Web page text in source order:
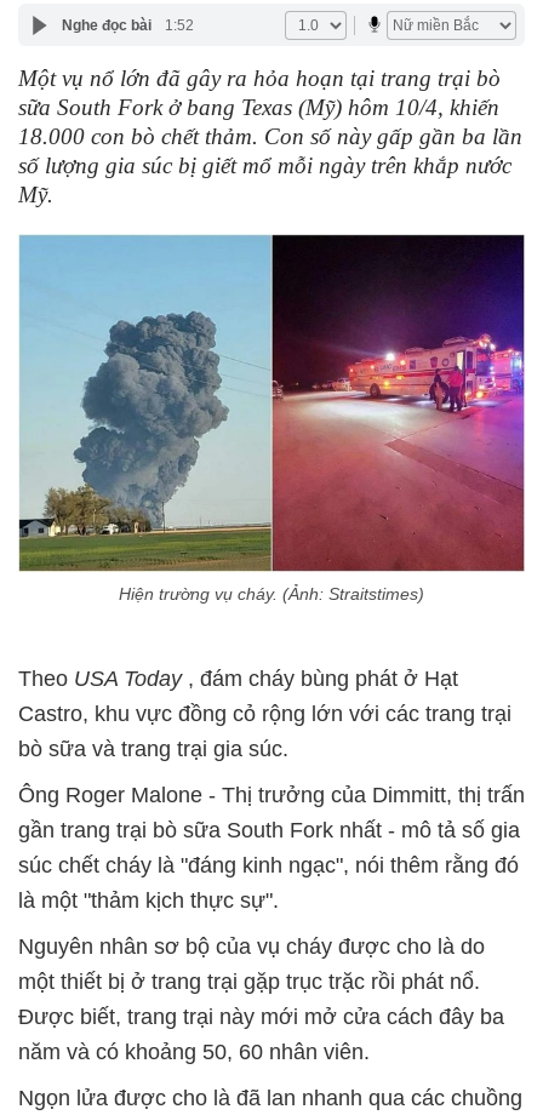
Nghe đọc bài 1:52
Một vụ nổ lớn đã gây ra hỏa hoạn tại trang trại bò
sữa South Fork ở bang Texas (Mỹ) hôm 10/4, khiến
18.000 con bò chết thảm. Con số này gấp gần ba lần
số lượng gia súc bị giết mổ mỗi ngày trên khắp nước
Mỹ.
Hiện trường vụ cháy. (Ảnh: Straitstimes)
Theo USA Today , đám cháy bùng phát ở Hạt
Castro, khu vực đồng cỏ rộng lớn với các trang trại
bò sữa và trang trại gia súc.
Ông Roger Malone - Thị trưởng của Dimmitt, thị trấn
gần trang trại bò sữa South Fork nhất - mô tả số gia
súc chết cháy là "đáng kinh ngạc", nói thêm rằng đó
là một "thảm kịch thực sự".
Nguyên nhân sơ bộ của vụ cháy được cho là do
một thiết bị ở trang trại gặp trục trặc rồi phát nổ.
Được biết, trang trại này mới mở cửa cách đây ba
năm và có khoảng 50, 60 nhân viên.
Ngọn lửa được cho là đã lan nhanh qua các chuồng